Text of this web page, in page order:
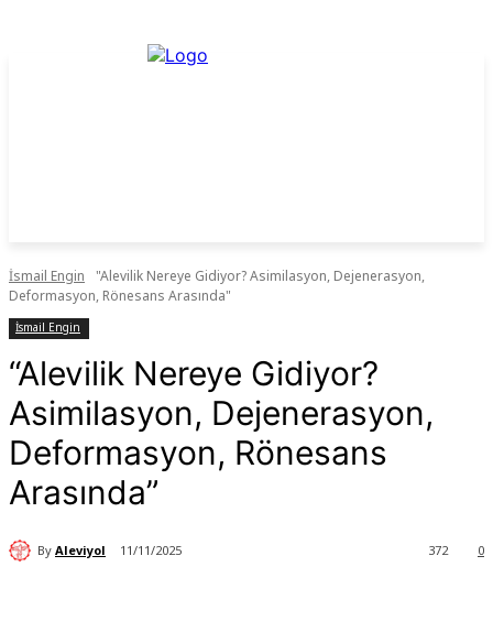
İsmail Engin
"Alevilik Nereye Gidiyor? Asimilasyon, Dejenerasyon,
Deformasyon, Rönesans Arasında"
İsmail Engin
“Alevilik Nereye Gidiyor?
Asimilasyon, Dejenerasyon,
Deformasyon, Rönesans
Arasında”
By Aleviyol 11/11/2025 0
372